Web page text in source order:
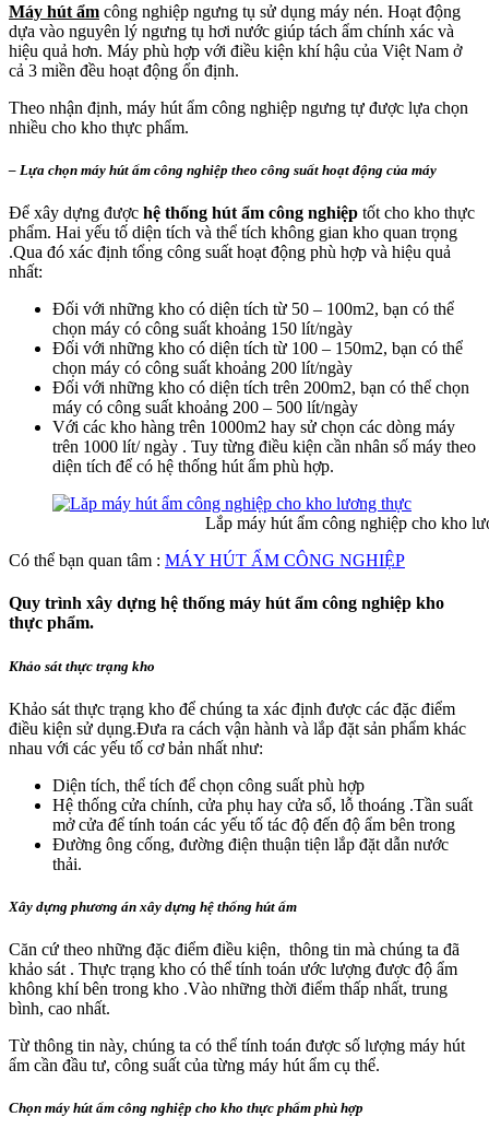
Máy hút ẩm công nghiệp ngưng tụ sử dụng máy nén. Hoạt động
dựa vào nguyên lý ngưng tụ hơi nước giúp tách ẩm chính xác và
hiệu quả hơn. Máy phù hợp với điều kiện khí hậu của Việt Nam ở
cả 3 miền đều hoạt động ổn định.
Theo nhận định, máy hút ẩm công nghiệp ngưng tự được lựa chọn
nhiều cho kho thực phẩm.
– Lựa chọn máy hút ẩm công nghiệp theo công suất hoạt động của máy
Để xây dựng được hệ thống hút ẩm công nghiệp tốt cho kho thực
phẩm. Hai yếu tố diện tích và thể tích không gian kho quan trọng
.Qua đó xác định tổng công suất hoạt động phù hợp và hiệu quả
nhất:
Đối với những kho có diện tích từ 50 – 100m2, bạn có thể
chọn máy có công suất khoảng 150 lít/ngày
Đối với những kho có diện tích từ 100 – 150m2, bạn có thể
chọn máy có công suất khoảng 200 lít/ngày
Đối với những kho có diện tích trên 200m2, bạn có thể chọn
máy có công suất khoảng 200 – 500 lít/ngày
Với các kho hàng trên 1000m2 hay sử chọn các dòng máy
trên 1000 lít/ ngày . Tuy từng điều kiện cần nhân số máy theo
diện tích để có hệ thống hút ẩm phù hợp.
Lắp máy hút ẩm công nghiệp cho kho
Có thể bạn quan tâm : MÁY HÚT ẨM CÔNG NGHIỆP
Quy trình xây dựng hệ thống máy hút ẩm công nghiệp kho
thực phẩm.
Khảo sát thực trạng kho
Khảo sát thực trạng kho để chúng ta xác định được các đặc điểm
điều kiện sử dụng.Đưa ra cách vận hành và lắp đặt sản phẩm khác
nhau với các yếu tố cơ bản nhất như:
Diện tích, thể tích để chọn công suất phù hợp
Hệ thống cửa chính, cửa phụ hay cửa sổ, lỗ thoáng .Tần suất
mở cửa để tính toán các yếu tố tác độ đến độ ẩm bên trong
Đường ông cống, đường điện thuận tiện lắp đặt dẫn nước
thải.
Xây dựng phương án xây dựng hệ thống hút ẩm
Căn cứ theo những đặc điểm điều kiện, thông tin mà chúng ta đã
khảo sát . Thực trạng kho có thể tính toán ước lượng được độ ẩm
không khí bên trong kho .Vào những thời điểm thấp nhất, trung
bình, cao nhất.
Từ thông tin này, chúng ta có thể tính toán được số lượng máy hút
ẩm cần đầu tư, công suất của từng máy hút ẩm cụ thể.
Chọn máy hút ẩm công nghiệp cho kho thực phẩm phù hợp